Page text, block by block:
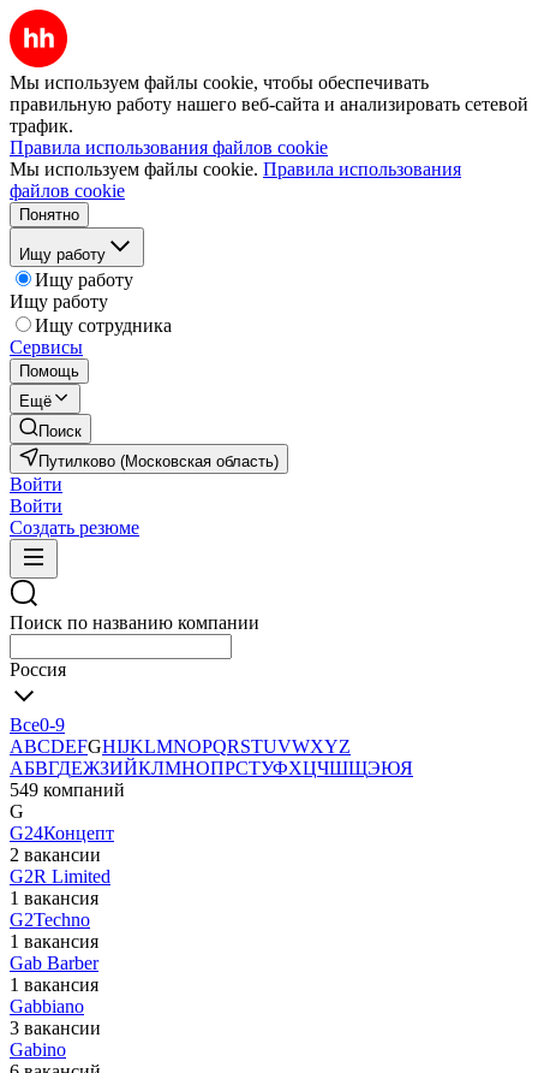
Мы используем файлы cookie, чтобы обеспечивать
правильную работу нашего веб-сайта и анализировать сетевой
трафик.
Правила использования файлов cookie
Мы используем файлы cookie. Правила использования
файлов cookie
Понятно
Ищу работу
Ищу работу
Ищу работу
Ищу сотрудника
Сервисы
Помощь
Ещё
Поиск
Путилково (Московская область)
Войти
Войти
Создать резюме
Поиск по названию компании
Россия
Все0-9
ABCDEFGHIJKLMNOPQRSTUVWXYZ
АБВГДЕЖЗИЙКЛМНОПРСТУФХЦЧШЩЭЮЯ
549 компаний
G
G24Концепт
2 вакансии
G2R Limited
1 вакансия
G2Techno
1 вакансия
Gab Barber
1 вакансия
Gabbiano
3 вакансии
Gabino